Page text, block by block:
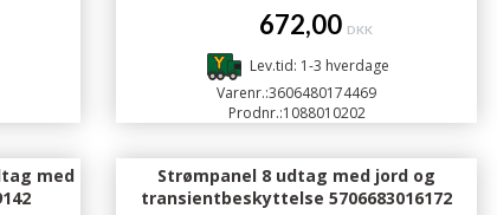
672,00 DKK
Lev.tid: 1-3 hverdage
Varenr.:3606480174469
Prodnr.:1088010202
med
Strømpanel 8 udtag med jord og
transientbeskyttelse 5706683016172